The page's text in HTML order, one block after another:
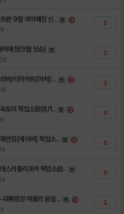
판 9월 개막예정 신.. 2
막예정(9월 상순) 2
바/티아마트(아처) .. 2
토끼 픽업소환(8/1.. 0
션립(세이버) 픽업소.. 0
스카틀리포카 픽업소환.. 0
통령은 여름의 꿈을 .. 2